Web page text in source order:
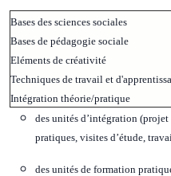
Bases des sciences sociales
Bases de pédagogie sociale
Eléments de créativité
Techniques de travail et
Intégration théorie/pratique
des unités d’intégration
pratiques, visites d’étude,
des unités de formation